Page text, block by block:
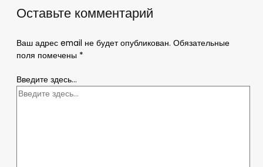
Оставьте комментарий
Ваш адрес email не будет опубликован. Обязательные
поля помечены *
Введите здесь...